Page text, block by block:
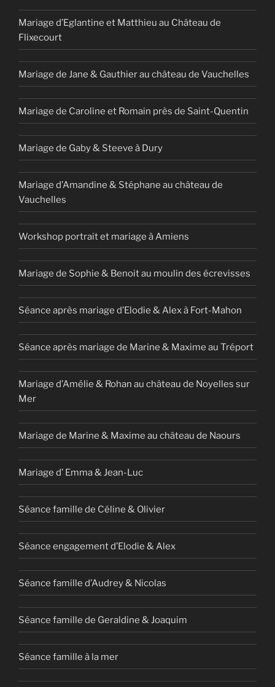
Mariage d’Eglantine et Matthieu au Château de
Flixecourt
Mariage de Jane & Gauthier au château de Vauchelles
Mariage de Caroline et Romain près de Saint-Quentin
Mariage de Gaby & Steeve à Dury
Mariage d’Amandine & Stéphane au château de
Vauchelles
Workshop portrait et mariage à Amiens
Mariage de Sophie & Benoit au moulin des écrevisses
Séance après mariage d’Elodie & Alex à Fort-Mahon
Séance après mariage de Marine & Maxime au Tréport
Mariage d’Amélie & Rohan au château de Noyelles sur
Mer
Mariage de Marine & Maxime au château de Naours
Mariage d’ Emma & Jean-Luc
Séance famille de Céline & Olivier
Séance engagement d’Elodie & Alex
Séance famille d’Audrey & Nicolas
Séance famille de Geraldine & Joaquim
Séance famille à la mer